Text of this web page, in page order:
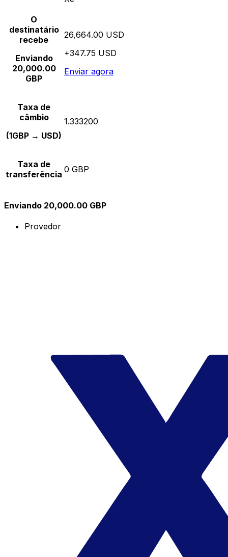
O
destinatário
recebe
Enviando
20,000.00
GBP
26,664.00 USD
+347.75 USD
Enviar agora
Taxa de
câmbio
(1GBP → USD)
1.333200
Taxa de
transferência 0 GBP
Enviando 20,000.00 GBP
Provedor